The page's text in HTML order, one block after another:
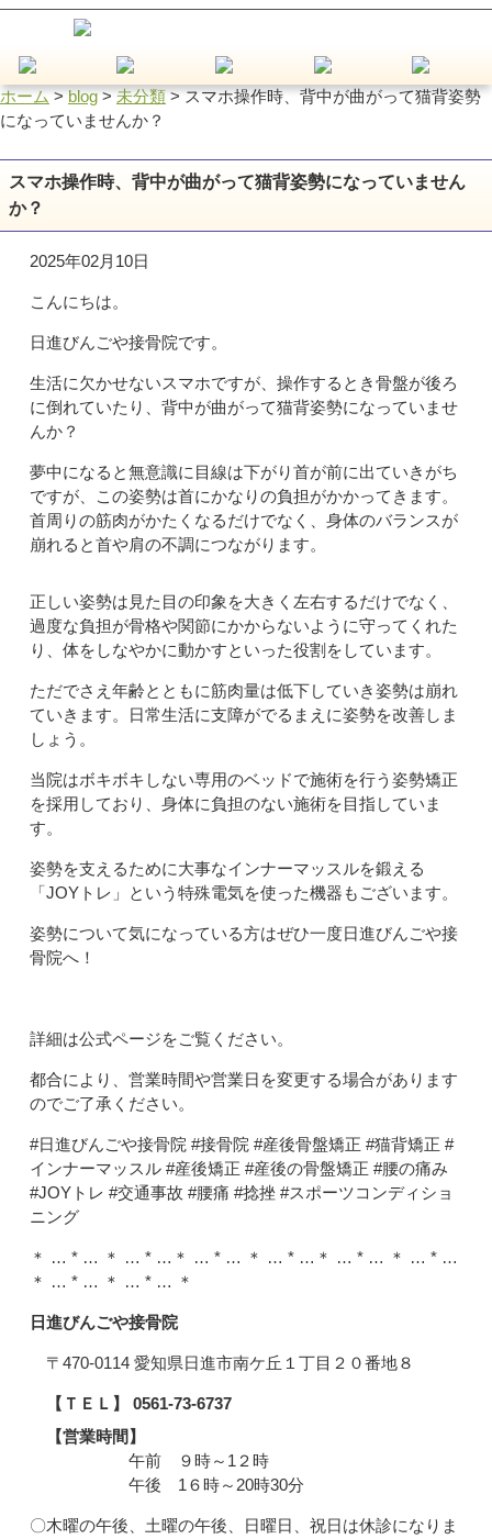
ホーム>blog>未分類>スマホ操作時、背中が曲がって猫背姿勢
になっていませんか？
スマホ操作時、背中が曲がって猫背姿勢になっていません
か？
2025年02月10日
こんにちは。
日進びんごや接骨院です。
生活に欠かせないスマホですが、操作するとき骨盤が後ろ
に倒れていたり、背中が曲がって猫背姿勢になっていませ
んか？
夢中になると無意識に目線は下がり首が前に出ていきがち
ですが、この姿勢は首にかなりの負担がかかってきます。
首周りの筋肉がかたくなるだけでなく、身体のバランスが
崩れると首や肩の不調につながります。
正しい姿勢は見た目の印象を大きく左右するだけでなく、
過度な負担が骨格や関節にかからないように守ってくれた
り、体をしなやかに動かすといった役割をしています。
ただでさえ年齢とともに筋肉量は低下していき姿勢は崩れ
ていきます。日常生活に支障がでるまえに姿勢を改善しま
しょう。
当院はボキボキしない専用のベッドで施術を行う姿勢矯正
を採用しており、身体に負担のない施術を目指していま
す。
姿勢を支えるために大事なインナーマッスルを鍛える
「JOYトレ」という特殊電気を使った機器もございます。
姿勢について気になっている方はぜひ一度日進びんごや接
骨院へ！
詳細は公式ページをご覧ください。
都合により、営業時間や営業日を変更する場合があります
のでご了承ください。
#日進びんごや接骨院 #接骨院 #産後骨盤矯正 #猫背矯正 #
インナーマッスル #産後矯正 #産後の骨盤矯正 #腰の痛み
#JOYトレ #交通事故 #腰痛 #捻挫 #スポーツコンディショ
ニング
＊ … * … ＊ … * …＊ … * … ＊ … * …＊ … * … ＊ … * …
＊ … * … ＊ … * … ＊
日進びんごや接骨院
〒470-0114 愛知県日進市南ケ丘１丁目２０番地８
【ＴＥＬ】 0561-73-6737
【営業時間】
午前 ９時～1２時
午後 1６時～20時30分
〇木曜の午後、土曜の午後、日曜日、祝日は休診になりま